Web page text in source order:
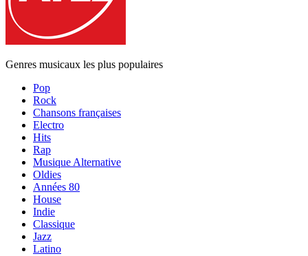
Genres musicaux les plus populaires
Pop
Rock
Chansons françaises
Electro
Hits
Rap
Musique Alternative
Oldies
Années 80
House
Indie
Classique
Jazz
Latino